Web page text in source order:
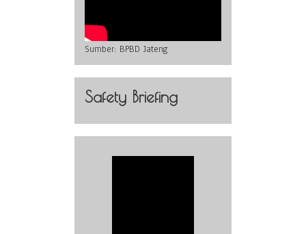
Sumber: BPBD Jateng
Safety Briefing